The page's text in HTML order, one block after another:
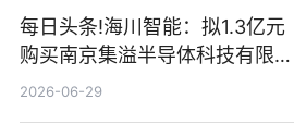
每日头条!海川智能：拟1.3亿元
购买南京集溢半导体科技有限公
司15.3%股权
2026-06-29